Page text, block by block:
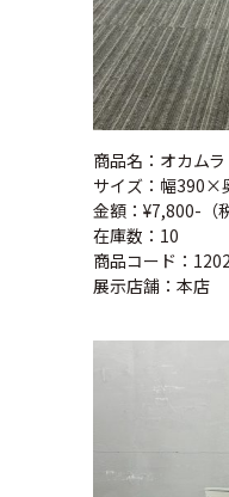
商品名：オカム
サイズ：幅
金額：¥7,800-（
在庫数：10
商品コード：
展示店舗：本店